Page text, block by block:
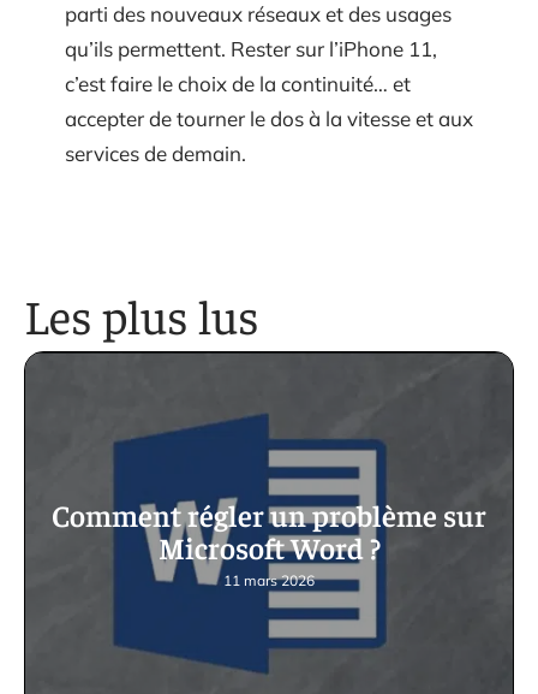
parti des nouveaux réseaux et des usages
qu’ils permettent. Rester sur l’iPhone 11,
c’est faire le choix de la continuité… et
accepter de tourner le dos à la vitesse et aux
services de demain.
Les plus lus
Comment régler un problème sur
Microsoft Word ?
11 mars 2026